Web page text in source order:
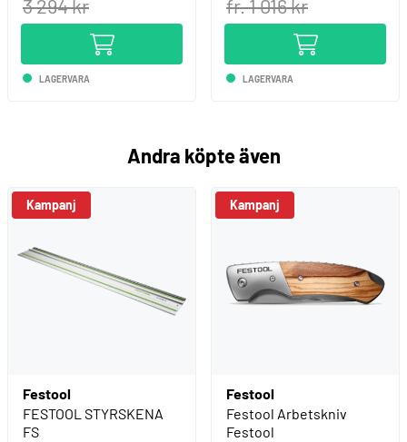
3 294 kr
LAGERVARA
fr. 1 016 kr
LAGERVARA
Andra köpte även
Kampanj
Festool
FESTOOL STYRSKENA
FS
Kampanj
Festool
Festool Arbetskniv
Festool